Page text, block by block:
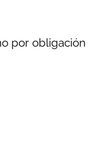
por obligación